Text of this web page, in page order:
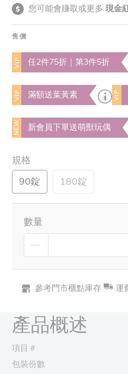
您可能會賺取或更多 現金
售價
VIP 任2件75折｜第3件5折
VIP 滿額送葉黃素 VIP
NEW 新會員下單送萌獸玩偶
規格
90錠
180錠
數量
參考門市櫃點庫存 運
產品概述
項目＃
包裝份數